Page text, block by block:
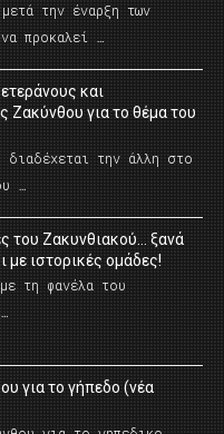
την έναρξη των
προκαλεί …
και
Ζακύνθου για το θέμα του
διαδέχεται την άλλη στο
…
του Ζακυνθιακού… ξανά
με ιστορικές ομάδες!
τη φανέλα του
για το γήπεδο (νέα